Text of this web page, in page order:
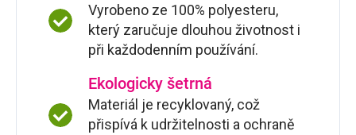
Vyrobeno ze 100% polyesteru,
který zaručuje dlouhou životnost i
při každodenním používání.
Ekologicky šetrná
Materiál je recyklovaný, což
přispívá k udržitelnosti a ochraně